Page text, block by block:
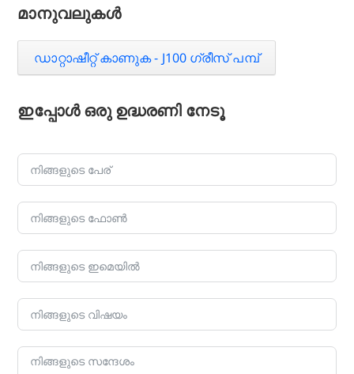
മാനുവലുകൾ
ഡാറ്റാഷീറ്റ് കാണുക - J100 ഗ്രീസ് പമ്പ്
ഇപ്പോൾ ഒരു ഉദ്ധരണി നേടൂ